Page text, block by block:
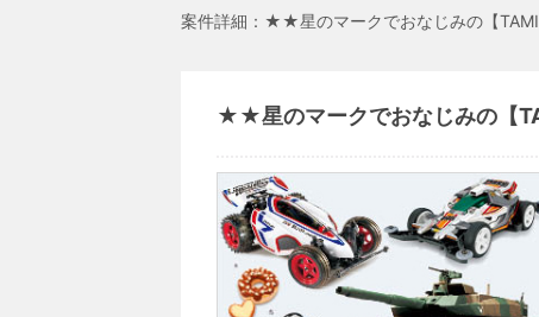
案件詳細：★★星のマークでおなじみの【
★★星のマークでおなじみの【